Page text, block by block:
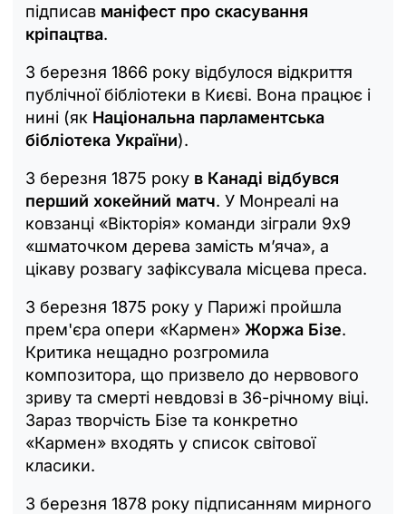
підписав маніфест про скасування
кріпацтва.
3 березня 1866 року відбулося відкриття
публічної бібліотеки в Києві. Вона працює і
нині (як Національна парламентська
бібліотека України).
3 березня 1875 року в Канаді відбувся
перший хокейний матч. У Монреалі на
ковзанці «Вікторія» команди зіграли 9х9
«шматочком дерева замість м’яча», а
цікаву розвагу зафіксувала місцева преса.
3 березня 1875 року у Парижі пройшла
прем'єра опери «Кармен» Жоржа Бізе.
Критика нещадно розгромила
композитора, що призвело до нервового
зриву та смерті невдовзі в 36-річному віці.
Зараз творчість Бізе та конкретно
«Кармен» входять у список світової
класики.
3 березня 1878 року підписанням мирного